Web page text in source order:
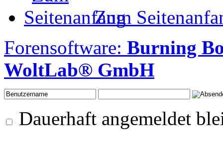
Zum
Forensoftware: Burning
WoltLab® GmbH
Dauerhaft angemeldet